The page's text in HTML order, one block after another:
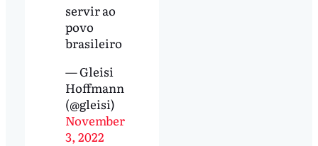
servir ao
povo
brasileiro
— Gleisi
Hoffmann
(@gleisi)
November
3, 2022